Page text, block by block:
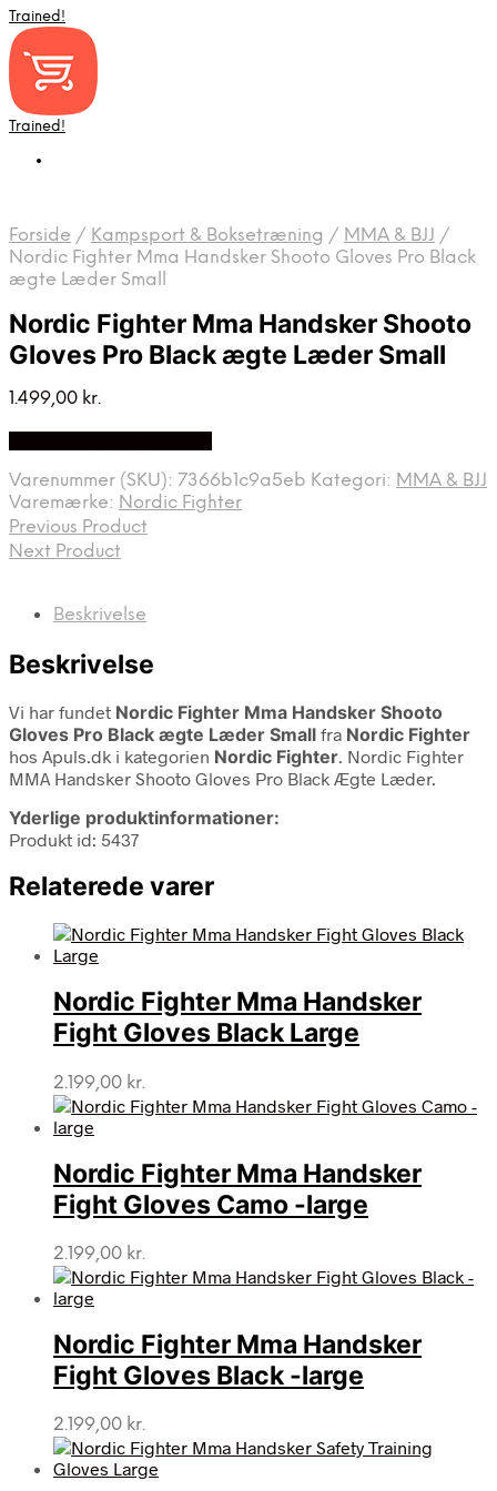
Trained!
Trained!
Forside / Kampsport & Boksetræning / MMA & BJJ /
Nordic Fighter Mma Handsker Shooto Gloves Pro Black
ægte Læder Small
Nordic Fighter Mma Handsker Shooto
Gloves Pro Black ægte Læder Small
1.499,00 kr.
Varenummer (SKU): 7366b1c9a5eb Kategori: MMA & BJJ
Varemærke: Nordic Fighter
Previous Product
Next Product
Beskrivelse
Beskrivelse
Vi har fundet Nordic Fighter Mma Handsker Shooto
Gloves Pro Black ægte Læder Small fra Nordic Fighter
hos Apuls.dk i kategorien Nordic Fighter. Nordic Fighter
MMA Handsker Shooto Gloves Pro Black Ægte Læder.
Yderlige produktinformationer:
Produkt id: 5437
Relaterede varer
Nordic Fighter Mma Handsker
Fight Gloves Black Large
2.199,00 kr.
Nordic Fighter Mma Handsker
Fight Gloves Camo -large
2.199,00 kr.
Nordic Fighter Mma Handsker
Fight Gloves Black -large
2.199,00 kr.